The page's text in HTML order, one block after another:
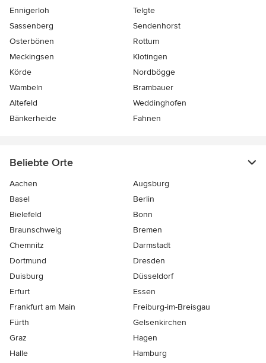
Ennigerloh
Telgte
Sassenberg
Sendenhorst
Osterbönen
Rottum
Meckingsen
Klotingen
Körde
Nordbögge
Wambeln
Brambauer
Altefeld
Weddinghofen
Bänkerheide
Fahnen
Beliebte Orte
Aachen
Augsburg
Basel
Berlin
Bielefeld
Bonn
Braunschweig
Bremen
Chemnitz
Darmstadt
Dortmund
Dresden
Duisburg
Düsseldorf
Erfurt
Essen
Frankfurt am Main
Freiburg-im-Breisgau
Fürth
Gelsenkirchen
Graz
Hagen
Halle
Hamburg